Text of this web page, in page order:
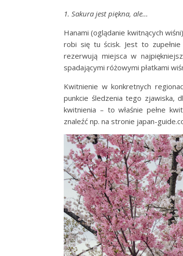
1. Sakura jest piękna, ale…
Hanami (oglądanie kwitnących
robi się tu ścisk. Jest to zupełnie
rezerwują miejsca w
spadającymi różowymi płatkami
Kwitnienie w konkretnych
punkcie śledzenia tego zjawiska,
kwitnienia – to właśnie pełne
znaleźć np. na stronie japan-